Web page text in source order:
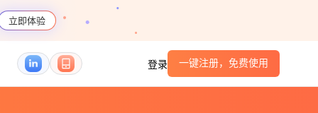
立即体验
登录 一键注册，免费使用